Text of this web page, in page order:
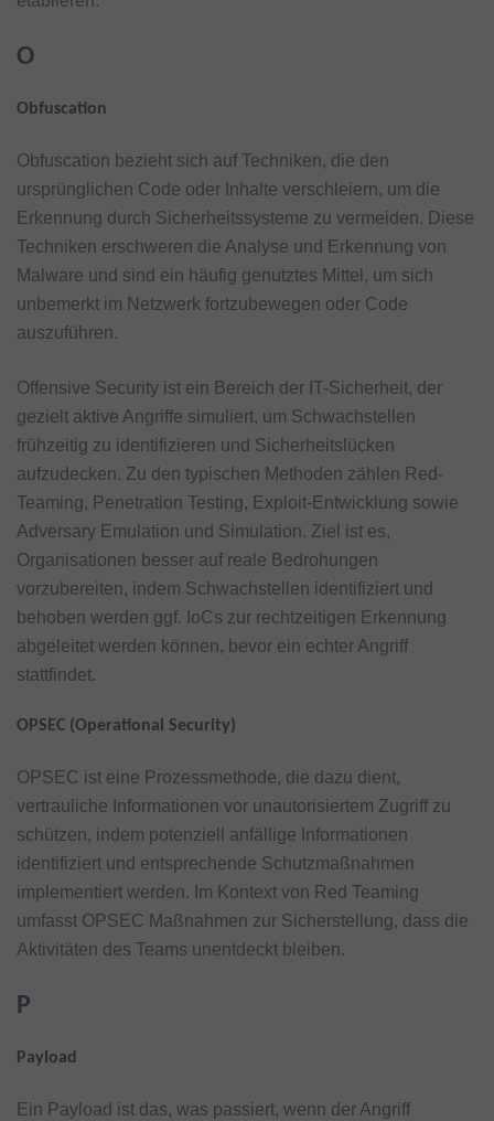
O
Obfuscation
Obfuscation bezieht sich auf Techniken, die den
ursprünglichen Code oder Inhalte verschleiern, um die
Erkennung durch Sicherheitssysteme zu vermeiden. Diese
Techniken erschweren die Analyse und Erkennung von
Malware und sind ein häufig genutztes Mittel, um sich
unbemerkt im Netzwerk fortzubewegen oder Code
auszuführen.
Offensive Security ist ein Bereich der IT-Sicherheit, der
gezielt aktive Angriffe simuliert, um Schwachstellen
frühzeitig zu identifizieren und Sicherheitslücken
aufzudecken. Zu den typischen Methoden zählen Red-
Teaming, Penetration Testing, Exploit-Entwicklung sowie
Adversary Emulation und Simulation. Ziel ist es,
Organisationen besser auf reale Bedrohungen
vorzubereiten, indem Schwachstellen identifiziert und
behoben werden ggf. IoCs zur rechtzeitigen Erkennung
abgeleitet werden können, bevor ein echter Angriff
stattfindet.
OPSEC (Operational Security)
OPSEC ist eine Prozessmethode, die dazu dient,
vertrauliche Informationen vor unautorisiertem Zugriff zu
schützen, indem potenziell anfällige Informationen
identifiziert und entsprechende Schutzmaßnahmen
implementiert werden. Im Kontext von Red Teaming
umfasst OPSEC Maßnahmen zur Sicherstellung, dass die
Aktivitäten des Teams unentdeckt bleiben.
P
Payload
Ein Payload ist das, was passiert, wenn der Angriff